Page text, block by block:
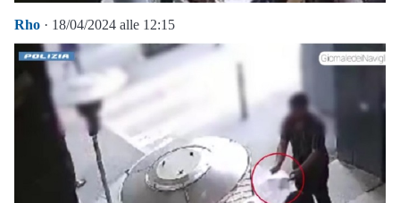
Rho · 18/04/2024 alle 12:15